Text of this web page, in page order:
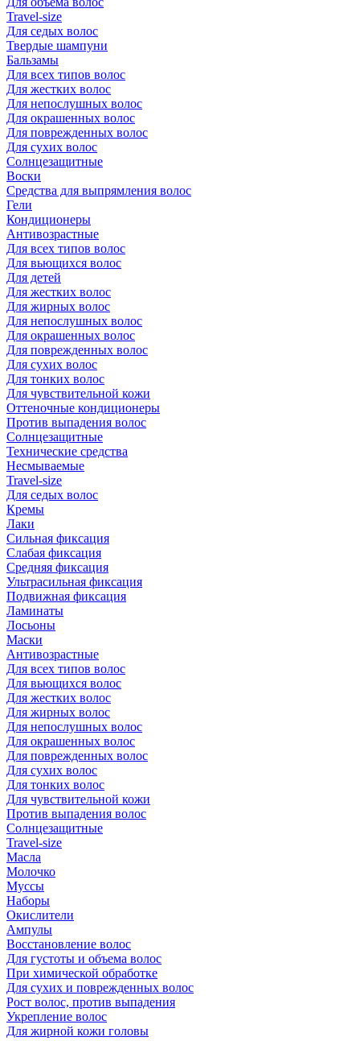
Travel-size
Для седых волос
Твердые шампуни
Бальзамы
Для всех типов волос
Для жестких волос
Для непослушных волос
Для окрашенных волос
Для поврежденных волос
Для сухих волос
Солнцезащитные
Воски
Средства для выпрямления волос
Гели
Кондиционеры
Антивозрастные
Для всех типов волос
Для вьющихся волос
Для детей
Для жестких волос
Для жирных волос
Для непослушных волос
Для окрашенных волос
Для поврежденных волос
Для сухих волос
Для тонких волос
Для чувствительной кожи
Оттеночные кондиционеры
Против выпадения волос
Солнцезащитные
Технические средства
Несмываемые
Travel-size
Для седых волос
Кремы
Лаки
Сильная фиксация
Слабая фиксация
Средняя фиксация
Ультрасильная фиксация
Подвижная фиксация
Ламинаты
Лосьоны
Маски
Антивозрастные
Для всех типов волос
Для вьющихся волос
Для жестких волос
Для жирных волос
Для непослушных волос
Для окрашенных волос
Для поврежденных волос
Для сухих волос
Для тонких волос
Для чувствительной кожи
Против выпадения волос
Солнцезащитные
Travel-size
Масла
Молочко
Муссы
Наборы
Окислители
Ампулы
Восстановление волос
Для густоты и объема волос
При химической обработке
Для сухих и поврежденных волос
Рост волос, против выпадения
Укрепление волос
Для жирной кожи головы